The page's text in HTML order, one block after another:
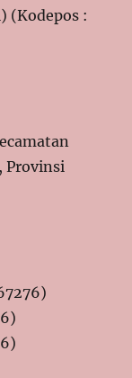
(Kodepos :
Provinsi